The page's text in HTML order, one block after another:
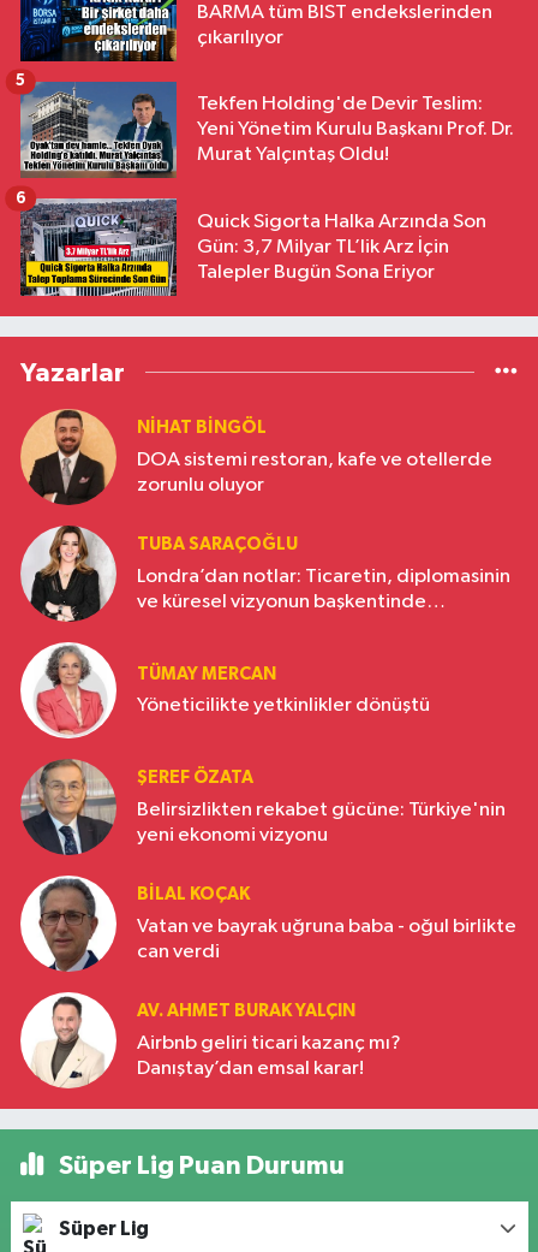
BARMA tüm BIST endekslerinden
çıkarılıyor
Tekfen Holding'de Devir Teslim:
Yeni Yönetim Kurulu Başkanı Prof. Dr.
Murat Yalçıntaş Oldu!
5
Quick Sigorta Halka Arzında Son
Gün: 3,7 Milyar TL’lik Arz İçin
Talepler Bugün Sona Eriyor
6
Yazarlar
NIHAT BINGÖL
DOA sistemi restoran, kafe ve otellerde
zorunlu oluyor
TUBA SARAÇOĞLU
Londra’dan notlar: Ticaretin, diplomasinin
ve küresel vizyonun başkentinde
TÜMAY MERCAN
Yöneticilikte yetkinlikler dönüştü
ŞEREF ÖZATA
Belirsizlikten rekabet gücüne: Türkiye'nin
yeni ekonomi vizyonu
BILAL KOÇAK
Vatan ve bayrak uğruna baba - oğul birlikte
can verdi
AV. AHMET BURAK YALÇIN
Airbnb geliri ticari kazanç mı?
Danıştay’dan emsal karar!
Süper Lig Puan Durumu
Süper Lig